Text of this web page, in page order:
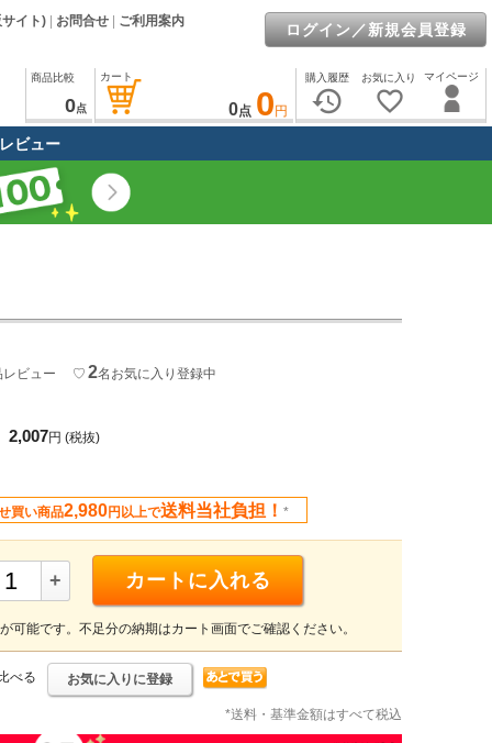
イト) お問合せ ご利用案内 ログイン／新規会員登録
マイページ
お気に入り
favorite_border
購入履歴
history
カート
0点 0 円
商品比較
0点
ビュー
ビュー ♡ 2名 お気に入り登録中
2,007円 (税抜)
買い商品2,980円以上で送料当社負担！ *
+ カートに入れる
可能です。不足分の納期はカート画面でご確認ください。
べる お気に入りに登録
*送料・基準金額はすべて税込